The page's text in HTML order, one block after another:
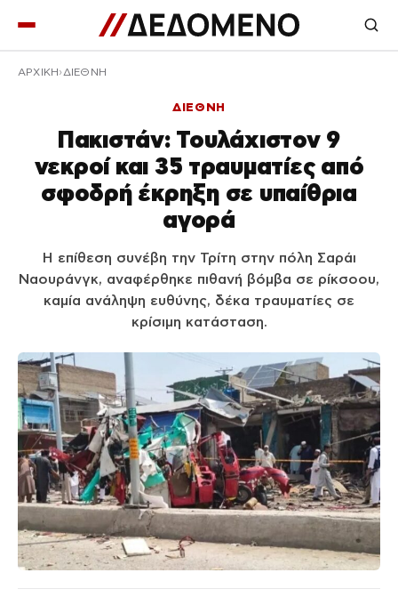
ΑΡΧΙΚΉ ΔΙΕΘΝΗ
ΔΙΕΘΝΗ
Πακιστάν: Τουλάχιστον 9
νεκροί και 35 τραυματίες από
σφοδρή έκρηξη σε υπαίθρια
αγορά
Η επίθεση συνέβη την Τρίτη στην πόλη Σαράι
Ναουράνγκ, αναφέρθηκε πιθανή βόμβα σε ρίκσοου,
καμία ανάληψη ευθύνης, δέκα τραυματίες σε
κρίσιμη κατάσταση.